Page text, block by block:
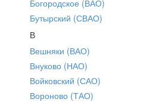
Богородское (ВАО)
Бутырский (СВАО)
В
Вешняки (ВАО)
Внуково (НАО)
Войковский (САО)
Вороново (ТАО)